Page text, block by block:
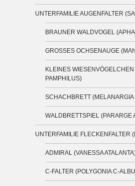
UNTERFAMILIE AUGENFALTER
BRAUNER WALDVOGEL
GROSSES OCHSENAUGE
KLEINES
PAMPHILUS)
SCHACHBRETT (MELANARGIA
WALDBRETTSPIEL (PARARGE
UNTERFAMILIE FLECKENFALTER
ADMIRAL (VANESSA
C-FALTER (POLYGONIA C-